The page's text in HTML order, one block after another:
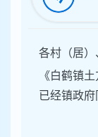
各村（居）
《白鹤镇土
已经镇政府